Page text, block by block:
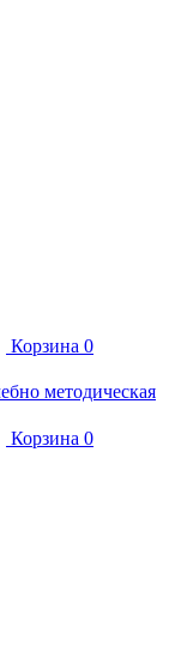
Корзина 0
Корзина 0